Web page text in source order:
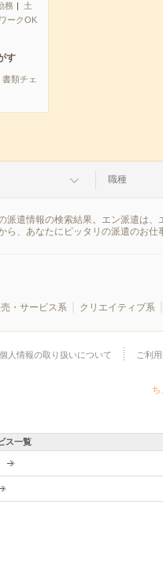
務
土
ークOK
す
書類チェ
職種
派遣情報の検索結果。エン派遣は
、あなたにピッタリの派遣のお仕
・サービス系 クリエイティブ系
個人情報の取り扱いについて ご利
ち
ス一覧